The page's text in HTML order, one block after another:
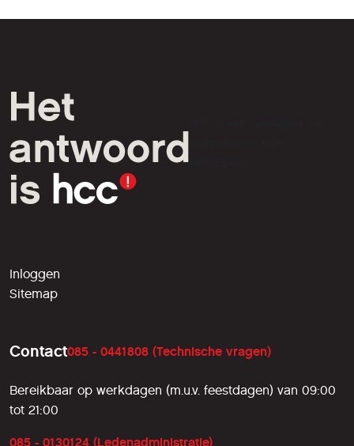
liefhebbers.
Inloggen
Sitemap
Contact085 - 0441808 (Technische vragen)
Bereikbaar op werkdagen (m.u.v. feestdagen) van 09:00
tot 21:00
085 - 0130124 (Ledenadministratie)